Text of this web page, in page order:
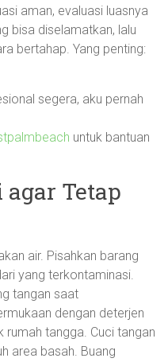
aman, evaluasi luasnya
bisa diselamatkan, lalu
bertahap. Yang penting:
segera, aku pernah
untuk bantuan
Tetap
air. Pisahkan barang
yang terkontaminasi.
tangan saat
dengan deterjen
rumah tangga. Cuci tangan
area basah. Buang